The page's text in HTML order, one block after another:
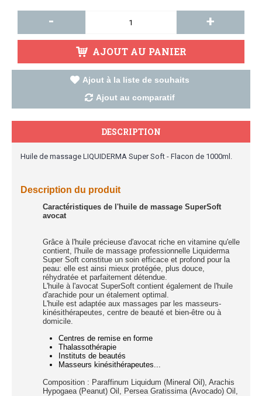
- +
AJOUT AU PANIER
Ajout à la liste de souhaits
Ajout au comparatif
DESCRIPTION
Huile de massage LIQUIDERMA Super Soft - Flacon de 1000ml.
Description du produit
Caractéristiques de l'huile de massage SuperSoft
avocat
Grâce à l'huile précieuse d'avocat riche en vitamine qu'elle
contient, l'huile de massage professionnelle Liquiderma
Super Soft constitue un soin efficace et profond pour la
peau: elle est ainsi mieux protégée, plus douce,
réhydratée et parfaitement détendue.
L'huile à l'avocat SuperSoft contient également de l'huile
d'arachide pour un étalement optimal.
L'huile est adaptée aux massages par les masseurs-
kinésithérapeutes, centre de beauté et bien-être ou à
domicile.
Centres de remise en forme
Thalassothérapie
Instituts de beautés
Masseurs kinésithérapeutes...
Composition : Paraffinum Liquidum (Mineral Oil), Arachis
Hypogaea (Peanut) Oil, Persea Gratissima (Avocado) Oil,